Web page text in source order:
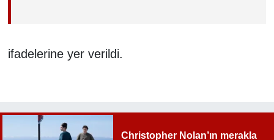
ifadelerine yer verildi.
Christopher Nolan’ın merakla